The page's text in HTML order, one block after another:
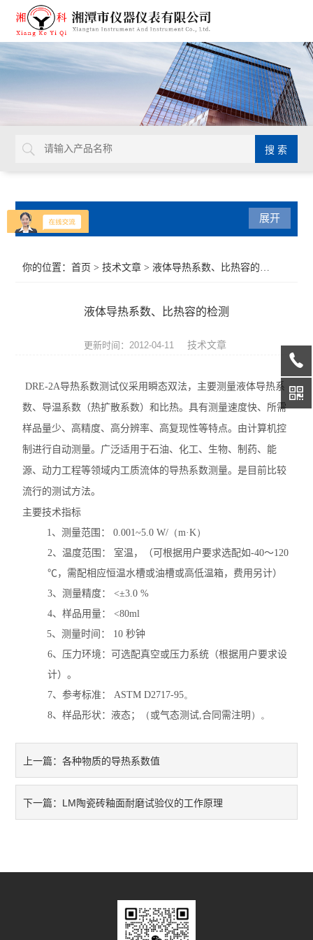
产品分类
元素分析仪
数显式抗折仪
耐火材料检测仪器
快速升温电炉
多孔陶瓷工程陶瓷试验仪
无机非金属材料理化试验仪
玻璃检测仪器
耐火材料保温材料检测仪
型砂型壳铸造仪器
实验室制样及研磨设备
混凝土、岩土检测仪
展开
你的位置：首页 >技术文章 > 液体导热系数、比热容的检测
液体导热系数、比热容的检测
更新时间：2012-04-11 技术文章
DRE-2A导热系数测试仪采用瞬态双法，主要测量液体导热系
数、导温系数（热扩散系数）和比热。具有测量速度快、所需
样品量少、高精度、高分辨率、高复现性等特点。由计算机控
制进行自动测量。广泛适用于石油、化工、生物、制药、能
源、动力工程等领域内工质流体的导热系数测量。是目前比较
流行的测试方法。
主要技术指标
1、 测量范围： 0.001~5.0 W/（m·K）
2、温度范围： 室温，（可根据用户要求选配如-40～120
℃，需配相应恒温水槽或油槽或高低温箱，费用另计）
3、 测量精度： <±3.0 %
4、样品用量：
<80ml
5、 测量时间： 10秒钟
6、 压力环境：可选配真空或压力系统（根据用户要求设
计）。
7、参考标准：
ASTM D2717-95。
8、样品形状：液态； （ 或气态测试,合同需注明 ）。
上一篇：各种物质的导热系数值
下一篇： LM陶瓷砖釉面耐磨试验仪的工作原理